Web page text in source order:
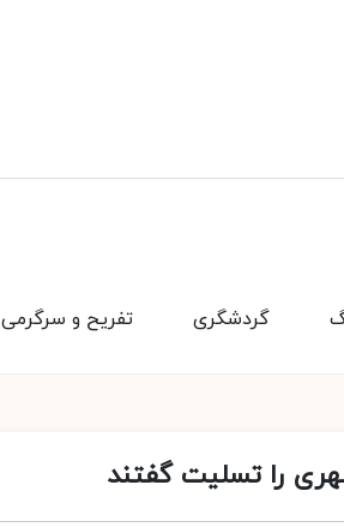
تفریح و سرگرمی گردشگری
را تسلیت گفتند